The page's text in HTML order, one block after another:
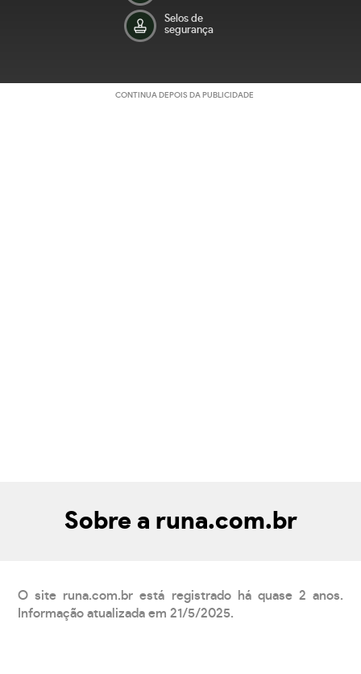
Selos de
segurança
CONTINUA DEPOIS DA PUBLICIDADE
Sobre a runa.com.br
O site runa.com.br está registrado há quase 2 anos.
Informação atualizada em 21/5/2025.